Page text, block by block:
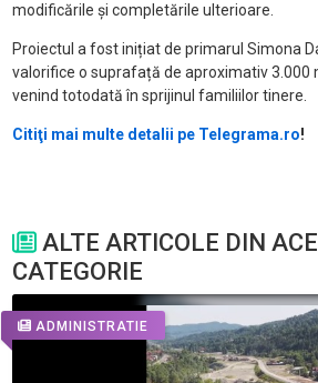
modificările şi completările ulterioare.
Proiectul a fost inițiat de primarul Simona
valorifice o suprafață de aproximativ 3.000
venind totodată în sprijinul familiilor tinere.
Citiţi mai multe detalii pe Telegrama.ro!
ALTE ARTICOLE DIN
CATEGORIE
ADMINISTRATIE